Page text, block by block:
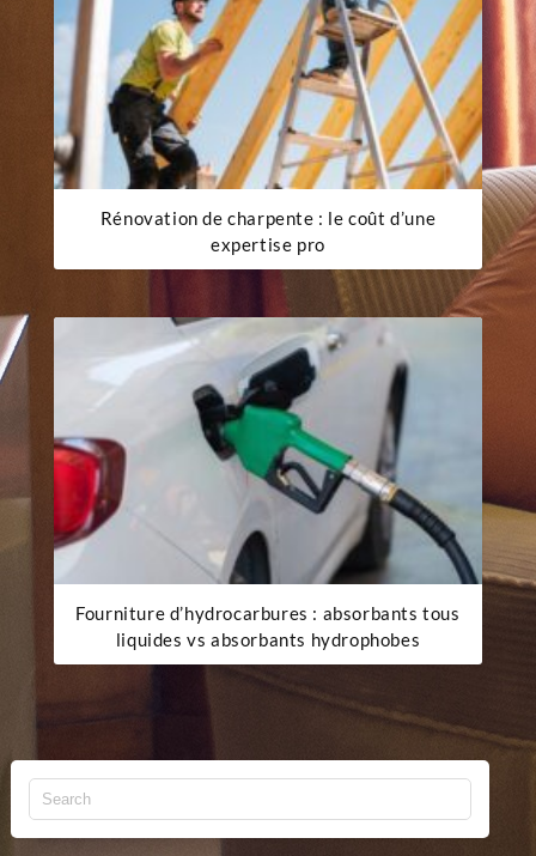
Rénovation de charpente : le coût d’une
expertise pro
Fourniture d’hydrocarbures : absorbants tous
liquides vs absorbants hydrophobes